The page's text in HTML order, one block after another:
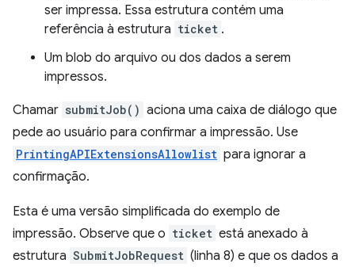
ser impressa. Essa estrutura contém uma
referência à estrutura ticket .
Um blob do arquivo ou dos dados a serem
impressos.
Chamar submitJob() aciona uma caixa de diálogo que
pede ao usuário para confirmar a impressão. Use
PrintingAPIExtensionsAllowlist para ignorar a
confirmação.
Esta é uma versão simplificada do exemplo de
impressão. Observe que o ticket está anexado à
estrutura SubmitJobRequest (linha 8) e que os dados a